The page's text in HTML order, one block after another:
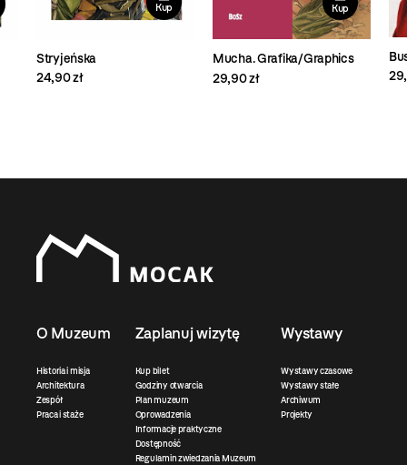
Kup
Stryjeńska
24,90 zł
Kup
Mucha. Grafika/Graphics
29,90 zł
O Muzeum
Historia i misja
Architektura
Zespół
Praca i staże
Zaplanuj wizytę
Kup bilet
Godziny otwarcia
Plan muzeum
Oprowadzenia
Informacje praktyczne
Dostępność
Regulamin zwiedzania Muzeum
Wystawy
Wystawy czasowe
Wystawy stałe
Archiwum
Projekty